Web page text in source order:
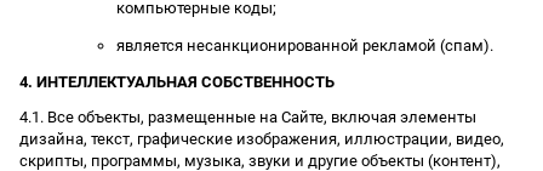
компьютерные коды;
является несанкционированной рекламой (спам).
4. ИНТЕЛЛЕКТУАЛЬНАЯ СОБСТВЕННОСТЬ
4.1. Все объекты, размещенные на Сайте, включая элементы
дизайна, текст, графические изображения, иллюстрации, видео,
скрипты, программы, музыка, звуки и другие объекты (контент),